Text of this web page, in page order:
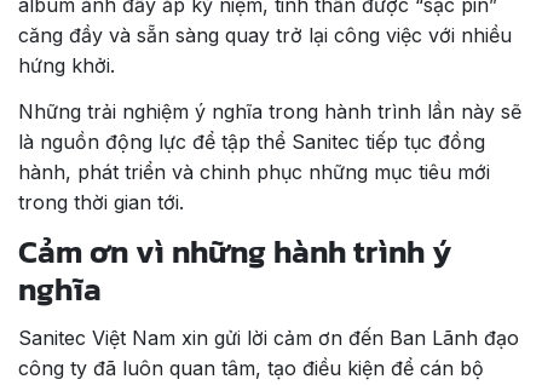
căng đầy và sẵn sàng quay trở lại công việc với nhiều
hứng khởi.
Những trải nghiệm ý nghĩa trong hành trình lần này sẽ
là nguồn động lực để tập thể Sanitec tiếp tục đồng
hành, phát triển và chinh phục những mục tiêu mới
trong thời gian tới.
Cảm ơn vì những hành trình ý
nghĩa
Sanitec Việt Nam xin gửi lời cảm ơn đến Ban Lãnh đạo
công ty đã luôn quan tâm, tạo điều kiện để cán bộ